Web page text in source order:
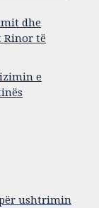
dhe
të
e
ushtrimin